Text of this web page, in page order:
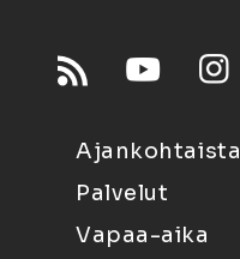
Ajankohtaista
Palvelut
Vapaa-aika